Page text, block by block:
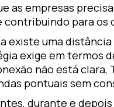
as empresas
para os
existe uma
exige em termos
não está
pontuais sem
durante e